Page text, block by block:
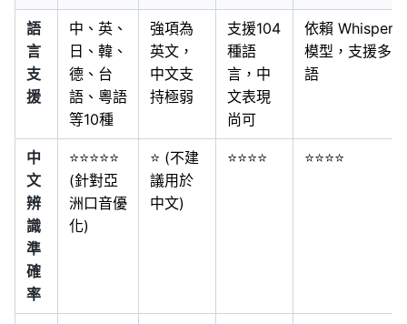
語
言
支
援
中、英、
日、韓、
德、台
語、粵語
等10種
強項為
英文，
中文支
持極弱
支援104
種語
言，中
文表現
尚可
依賴 Whisper
模型，支援多
語
中
文
辨
識
準
確
率
⭐⭐⭐⭐⭐
(針對亞
洲口音優
化)
⭐ (不建
議用於
中文)
⭐⭐⭐⭐ ⭐⭐⭐⭐